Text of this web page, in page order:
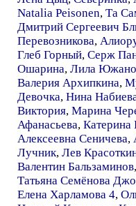
Natalia Peisonen, Та
Дмитрий Сергеевич
Перевозникова,
Глеб Горный, Серж
Ошарина, Лила
Валерия Архипкина,
Девочка, Нина
Виктория, Марина
Афанасьева, Катерина
Алексеевна Сеничева,
Лучник, Лев
Валентин Бальзаминов,
Татьяна Семёнова
Елена Харламова 4,